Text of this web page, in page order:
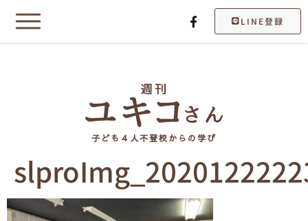
LINE登録
子ども４人不登校からの学び